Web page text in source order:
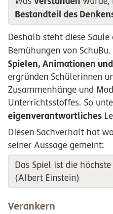
Bestandteil des
Deshalb steht diese
Bemühungen von
Spielen, Animationen
ergründen Schülerinnen
Zusammenhänge und
Unterrichtsstoffes. So
eigenverantwortliches
Diesen Sachverhalt hat
seiner Aussage gemeint:
Das Spiel ist die
(Albert Einstein)
Verankern